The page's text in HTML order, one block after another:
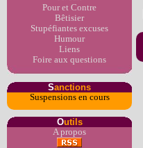
Pour et Contre
Bêtisier
Stupéfiantes excuses
Humour
Liens
Foire aux questions
Sanctions
Suspensions en cours
Outils
A propos